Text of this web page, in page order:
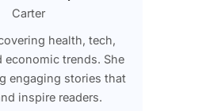
Carter
health, tech,
economic trends. She
engaging stories that
inspire readers.